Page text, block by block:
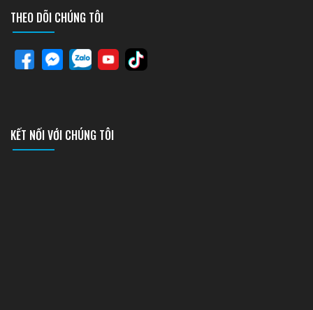
THEO DÕI CHÚNG TÔI
KẾT NỐI VỚI CHÚNG TÔI